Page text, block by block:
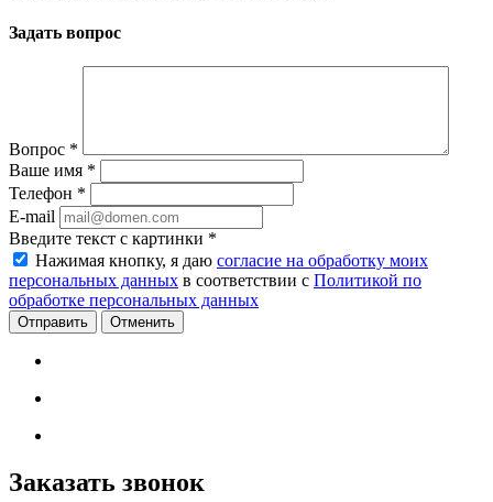
Задать вопрос
Вопрос *
Ваше имя *
Телефон *
E-mail
Введите текст с картинки *
Нажимая кнопку, я даю согласие на обработку моих
персональных данных в соответствии с Политикой по
обработке персональных данных
Отменить
Заказать звонок